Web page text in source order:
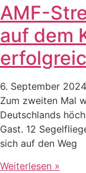
AMF-
auf dem
6. September 2024
Zum zweiten Mal
Deutschlands
Gast. 12
sich auf den Weg
Weiterlesen »